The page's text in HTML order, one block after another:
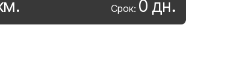
. Срок: 0 дн.